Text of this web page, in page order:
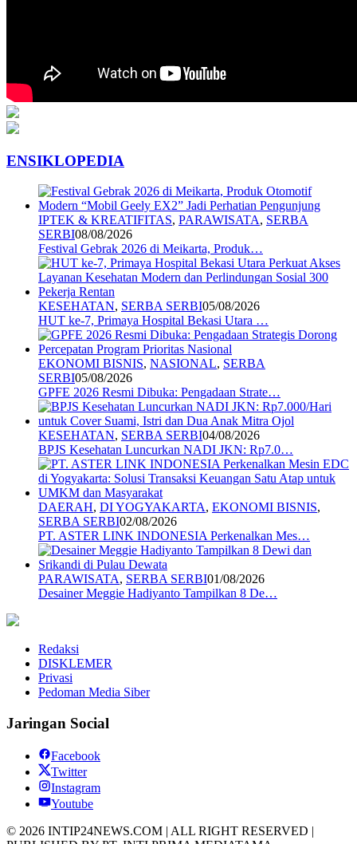
ENSIKLOPEDIA
IPTEK & KREATIFITAS, PARAWISATA, SERBA
SERBI08/08/2026
Festival Gebrak 2026 di Meikarta, Produk…
KESEHATAN, SERBA SERBI05/08/2026
HUT ke-7, Primaya Hospital Bekasi Utara …
EKONOMI BISNIS, NASIONAL, SERBA
SERBI05/08/2026
GPFE 2026 Resmi Dibuka: Pengadaan Strate…
KESEHATAN, SERBA SERBI04/08/2026
BPJS Kesehatan Luncurkan NADI JKN: Rp7.0…
DAERAH, DI YOGYAKARTA, EKONOMI BISNIS,
SERBA SERBI02/08/2026
PT. ASTER LINK INDONESIA Perkenalkan Mes…
PARAWISATA, SERBA SERBI01/08/2026
Desainer Meggie Hadiyanto Tampilkan 8 De…
Redaksi
DISKLEMER
Privasi
Pedoman Media Siber
Jaringan Social
Facebook
Twitter
Instagram
Youtube
© 2026 INTIP24NEWS.COM | ALL RIGHT RESERVED |